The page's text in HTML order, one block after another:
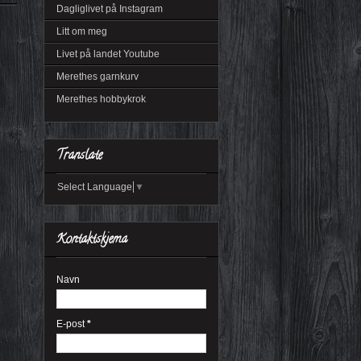
Dagliglivet på Instagram
Litt om meg
Livet på landet Youtube
Merethes garnkurv
Merethes hobbykrok
Translate
Select Language ▼
Kontaktskjema
Navn
E-post*